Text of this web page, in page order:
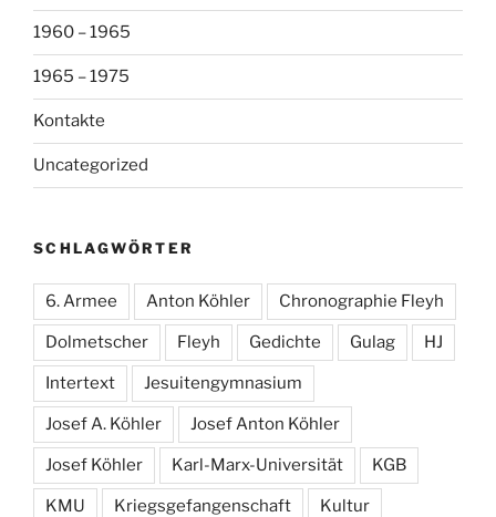
1960 – 1965
1965 – 1975
Kontakte
Uncategorized
SCHLAGWÖRTER
6. Armee Anton Köhler Chronographie Fleyh
Dolmetscher Fleyh Gedichte Gulag HJ
Intertext Jesuitengymnasium
Josef A. Köhler Josef Anton Köhler
Josef Köhler Karl-Marx-Universität KGB
KMU Kriegsgefangenschaft Kultur